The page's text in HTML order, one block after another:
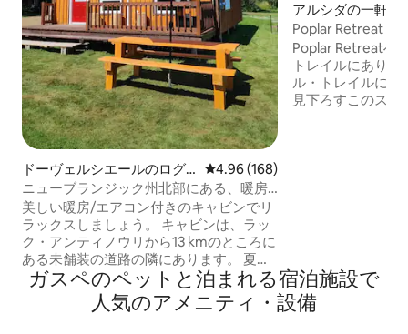
ドーヴェルシエールのログ
ハウス
レビュー168件、5つ星中4.96つ
4.96 (168)
ニューブランジック州北部にある、暖房
／エアコン付きの2寝室のログハウス
美しい暖房/エアコン付きのキャビンでリ
ラックスしましょう。 キャビンは、ラッ
ク・アンティノウリから13 kmのところに
ある未舗装の道路の隣にあります。 夏に
は、トラックや四輪バギーでこの景色の
良いドライブを楽しむことができます。
食料品、医薬品、「お酒」の買い物に
アルシダの一軒家
Poplar Retreat -
Poplar Retreatへようこそ
トレイルにあり
ル・トレイルにア
見下ろすこのス
ガスペのペットと泊まれる宿泊施設で
人気のアメニティ・設備